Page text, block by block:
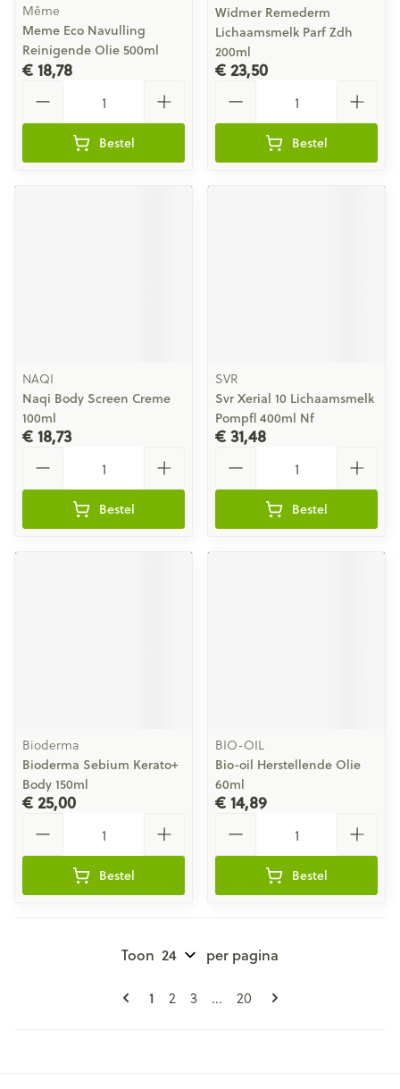
Même
Meme Eco Navulling
Reinigende Olie 500ml
€ 18,78
Bestel
Widmer Remederm
Lichaamsmelk Parf Zdh
200ml
€ 23,50
Bestel
NAQI
Naqi Body Screen Creme
100ml
€ 18,73
Bestel
SVR
Svr Xerial 10 Lichaamsmelk
Pompfl 400ml Nf
€ 31,48
Bestel
Bioderma
Bioderma Sebium Kerato+
Body 150ml
€ 25,00
Bestel
BIO-OIL
Bio-oil Herstellende Olie
60ml
€ 14,89
Bestel
Pagina's
U lees momenteel pagina
1 Pagina
2 Pagina
3 ... Pagina
20
Toon per pagina